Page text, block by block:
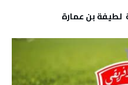
لطيفة بن عمارة